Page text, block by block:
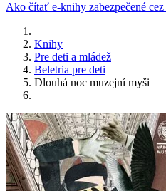
Ako čítať e-knihy zabezpečené
Knihy
Pre deti a mládež
Beletria pre deti
Dlouhá noc muzejní myši